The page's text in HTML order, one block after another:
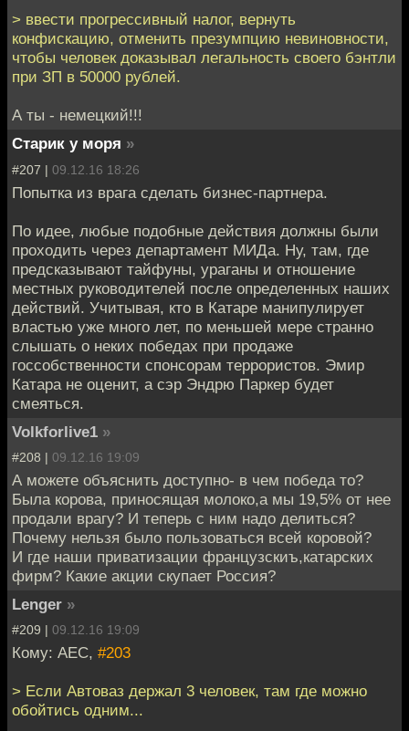
> ввести прогрессивный налог, вернуть
конфискацию, отменить презумпцию невиновности,
чтобы человек доказывал легальность своего бэнтли
при ЗП в 50000 рублей.
А ты - немецкий!!!
Старик у моря »
#207 | 09.12.16 18:26
Попытка из врага сделать бизнес-партнера.
По идее, любые подобные действия должны были
проходить через департамент МИДа. Ну, там, где
предсказывают тайфуны, ураганы и отношение
местных руководителей после определенных наших
действий. Учитывая, кто в Катаре манипулирует
властью уже много лет, по меньшей мере странно
слышать о неких победах при продаже
госсобственности спонсорам террористов. Эмир
Катара не оценит, а сэр Эндрю Паркер будет
смеяться.
Volkforlive1 »
#208 | 09.12.16 19:09
А можете объяснить доступно- в чем победа то?
Была корова, приносящая молоко,а мы 19,5% от нее
продали врагу? И теперь с ним надо делиться?
Почему нельзя было пользоваться всей коровой?
И где наши приватизации французскиъ,катарских
фирм? Какие акции скупает Россия?
Lenger »
#209 | 09.12.16 19:09
Кому: АЕС, #203
> Если Автоваз держал 3 человек, там где можно
обойтись одним...